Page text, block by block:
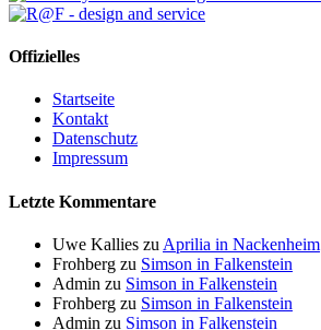
Offizielles
Startseite
Kontakt
Datenschutz
Impressum
Letzte Kommentare
Uwe Kallies zu Aprilia in Nackenheim
Frohberg zu Simson in Falkenstein
Admin zu Simson in Falkenstein
Frohberg zu Simson in Falkenstein
Admin zu Simson in Falkenstein